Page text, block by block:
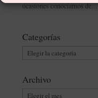
ocasiones conocíamos de...
Categorías
Categorías
Archivo
Archivo